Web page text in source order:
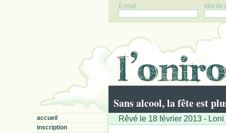
E-mail : Mot de
Sans alcool, la fête est
accueil
inscription
Rêvé le 18 février 2013 -